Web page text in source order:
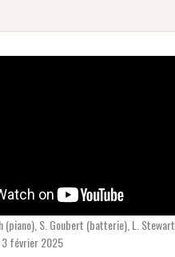
(piano), S. Goubert (batterie), L. Stewart
3 février 2025